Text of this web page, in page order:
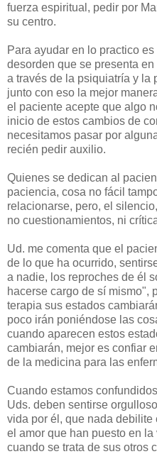
fuerza espiritual, pedir por
su centro.
Para ayudar en lo practico
desorden que se presenta
a través de la psiquiatría y la
junto con eso la mejor
el paciente acepte que algo
inicio de estos cambios de
necesitamos pasar por
recién pedir auxilio.
Quienes se dedican al
paciencia, cosa no fácil
relacionarse, pero, el
no cuestionamientos, ni
Ud. me comenta que el
de lo que ha ocurrido,
a nadie, los reproches de él
hacerse cargo de sí mismo",
terapia sus estados
poco irán poniéndose las
cuando aparecen estos
cambiarán, mejor es confiar
de la medicina para las
Cuando estamos
Uds. deben sentirse
vida por él, que nada
el amor que han puesto en
cuando se trata de sus otros